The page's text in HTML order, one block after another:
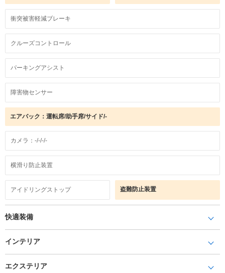
衝突被害軽減ブレーキ
クルーズコントロール
パーキングアシスト
障害物センサー
エアバック：運転席/助手席/サイド/-
カメラ：-/-/-/-
横滑り防止装置
アイドリングストップ 盗難防止装置
快適装備
インテリア
エクステリア